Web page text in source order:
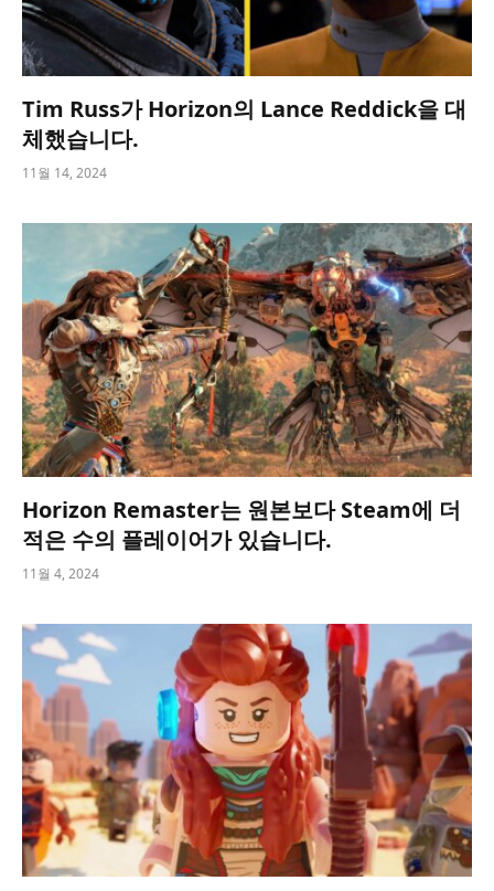
Tim Russ가 Horizon의 Lance Reddick을 대
체했습니다.
11월 14, 2024
Horizon Remaster는 원본보다 Steam에 더
적은 수의 플레이어가 있습니다.
11월 4, 2024